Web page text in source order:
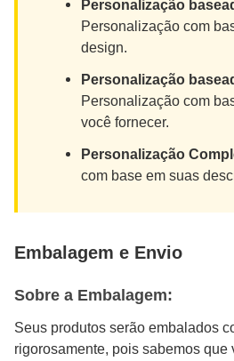
Personalização
Personalização com
design.
Personalização
Personalização com
você fornecer.
Personalização
com base em suas
Embalagem e Envio
Sobre a Embalagem:
Seus produtos serão embalados
rigorosamente, pois sabemos que